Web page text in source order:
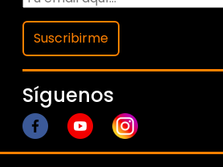
Suscribirme
Síguenos